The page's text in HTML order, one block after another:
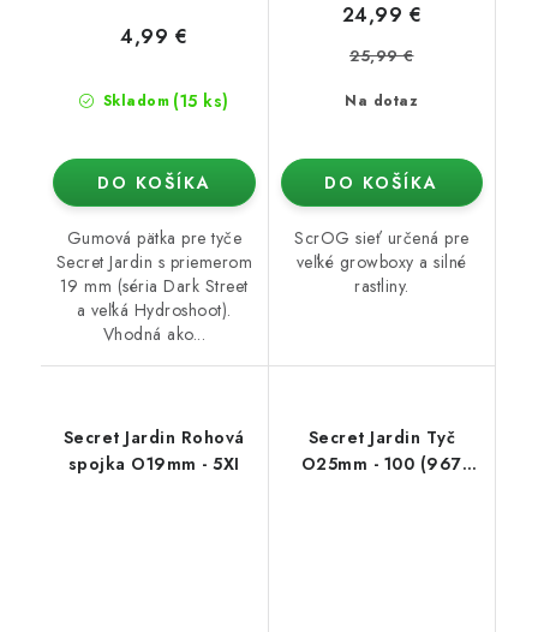
Skladom (15 ks)
4,99 €
DO KOŠÍKA
Gumová pätka pre tyče
Secret Jardin s priemerom
19 mm (séria Dark Street
a veľká Hydroshoot).
Vhodná ako...
Na dotaz
24,99 €
25,99 €
DO KOŠÍKA
ScrOG sieť určená pre
veľké growboxy a silné
rastliny.
Secret Jardin Rohová
spojka O19mm - 5XI
Secret Jardin Tyč
O25mm - 100 (967